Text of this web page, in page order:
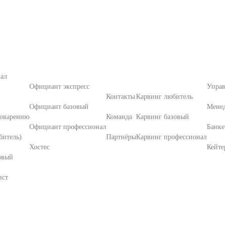
Официант экспресс
Официант базовый
Официант профессионал
Хостес
Контакты
Команда
Партнёры
Карвинг любитель
Карвинг базовый
Карвинг профессионал